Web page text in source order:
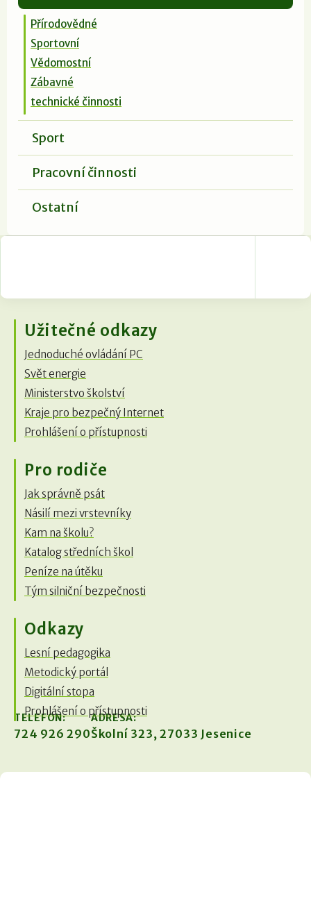
Přírodovědné
Sportovní
Vědomostní
Zábavné
technické činnosti
Sport
Pracovní činnosti
Ostatní
Užitečné odkazy
Jednoduché ovládání PC
Svět energie
Ministerstvo školství
Kraje pro bezpečný Internet
Prohlášení o přístupnosti
Pro rodiče
Jak správně psát
Násilí mezi vrstevníky
Kam na školu?
Katalog středních škol
Peníze na útěku
Tým silniční bezpečnosti
Odkazy
Lesní pedagogika
Metodický portál
Digitální stopa
Prohlášení o přístupnosti
TELEFON:
724 926 290
ADRESA:
Školní 323, 27033 Jesenice